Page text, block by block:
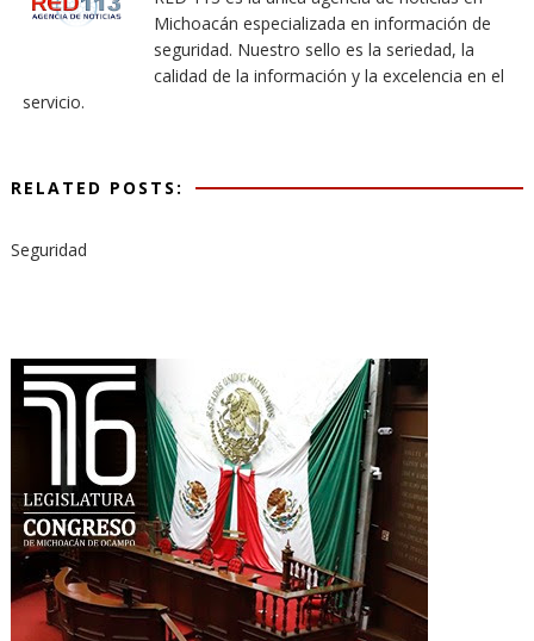
Michoacán especializada en información de
seguridad. Nuestro sello es la seriedad, la
calidad de la información y la excelencia en el
servicio.
RELATED POSTS:
Seguridad